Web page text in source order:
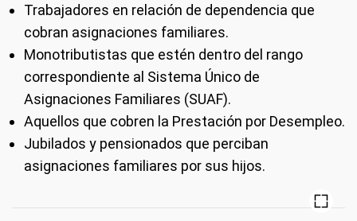
Trabajadores en relación de dependencia que
cobran asignaciones familiares.
Monotributistas que estén dentro del rango
correspondiente al Sistema Único de
Asignaciones Familiares (SUAF).
Aquellos que cobren la Prestación por Desempleo.
Jubilados y pensionados que perciban
asignaciones familiares por sus hijos.